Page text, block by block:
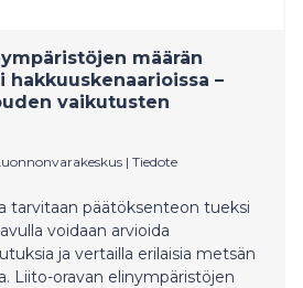
määrän
–
vaikutusten
| Tiedote
tarvitaan päätöksenteon tueksi
voidaan arvioida
ja vertailla erilaisia metsän
Liito-oravan elinympäristöjen